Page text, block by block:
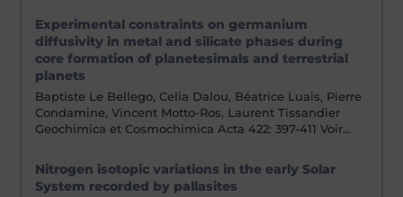
Experimental constraints on germanium
diffusivity in metal and silicate phases during
core formation of planetesimals and terrestrial
planets
Baptiste Le Bellego, Celia Dalou, Béatrice Luais, Pierre
Condamine, Vincent Motto-Ros, Laurent Tissandier
Geochimica et Cosmochimica Acta 422: 397-411 Voir…
Nitrogen isotopic variations in the early Solar
System recorded by pallasites